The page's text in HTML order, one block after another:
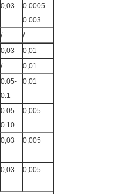
0,03
0.0005-
0.003
/
/
0,03
0,01
/
0,01
0.05-
0.1
0,01
0.05-
0.10
0,005
0,03 0,005
0,03 0,005